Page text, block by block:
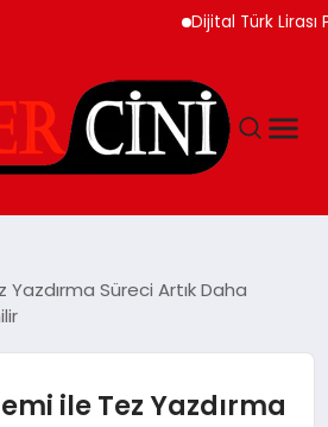
Dijital Türk Lirası
Süreci Artık Daha
ile Tez Yazdırma